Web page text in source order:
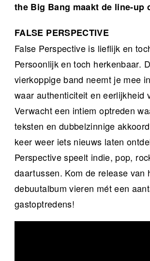
the Big Bang maakt de line-up
FALSE PERSPECTIVE
False Perspective is lieflijk en
Persoonlijk en toch herkenbaar.
vierkoppige band neemt je mee
waar authenticiteit en eerlijkheid
Verwacht een intiem optreden
teksten en dubbelzinnige
keer weer iets nieuws laten
Perspective speelt indie, pop,
daartussen. Kom de release van
debuutalbum vieren mét een
gastoptredens!